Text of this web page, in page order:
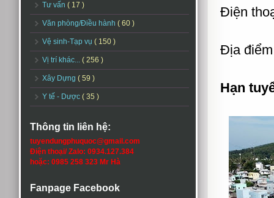
Tư vấn ( 17 )
Văn phòng/Điều hành ( 60 )
Vệ sinh-Tạp vụ ( 150 )
Vị trí khác... ( 256 )
Xây Dựng ( 59 )
Y tế - Dược ( 35 )
Thông tin liên hệ:
tuyendungphuquoc@gmail.com
Điện thoại/ Zalo: 0934.127.384
hoặc: 0985 258 323 Mr Hà
Fanpage Facebook
Điện
Địa
Hạn